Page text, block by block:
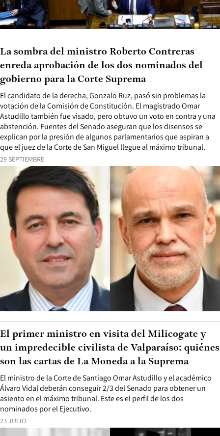
29 SEPTIEMBRE
El candidato de la derecha, Gonzalo Ruz, pasó sin problemas la
votación de la Comisión de Constitución. El magistrado Omar
Astudillo también fue visado, pero obtuvo un voto en contra y una
abstención. Fuentes del Senado aseguran que los disensos se
explican por la presión de algunos parlamentarios que aspiran a
que el juez de la Corte de San Miguel llegue al máximo tribunal.
La sombra del ministro Roberto Contreras
enreda aprobación de los dos nominados del
gobierno para la Corte Suprema
23 JULIO
El ministro de la Corte de Santiago Omar Astudillo y el académico
Álvaro Vidal deberán conseguir 2/3 del Senado para obtener un
asiento en el máximo tribunal. Este es el perfil de los dos
nominados por el Ejecutivo.
El primer ministro en visita del Milicogate y
un impredecible civilista de Valparaíso: quiénes
son las cartas de La Moneda a la Suprema